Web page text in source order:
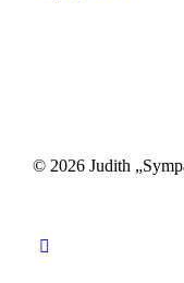
© 2026 Judith